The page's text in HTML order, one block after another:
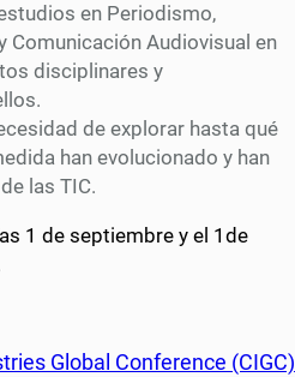
en Periodismo,
Comunicación Audiovisual en
disciplinares y
de explorar hasta qué
han evolucionado y han
las TIC.
1 de septiembre y el 1de
Global Conference (CIGC)